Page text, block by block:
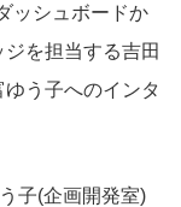
ッシュボードか
を担当する吉田
う子へのインタ
子(企画開発室)